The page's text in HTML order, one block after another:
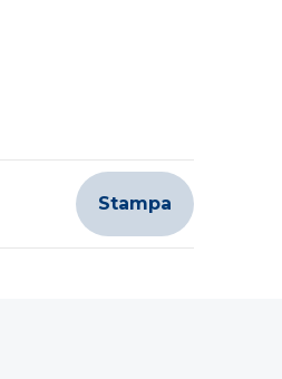
Stampa